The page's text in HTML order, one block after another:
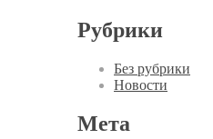
Рубрики
Без рубрики
Новости
Мета